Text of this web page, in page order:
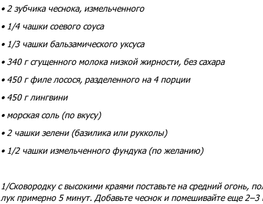
• 2 зубчика чеснока, измельченного
• 1/4 чашки соевого соуса
• 1/3 чашки бальзамического уксуса
• 340 г сгущенного молока низкой жирности, без сахара
• 450 г филе лосося, разделенного на 4 порции
• 450 г лингвини
• морская соль (по вкусу)
• 2 чашки зелени (базилика или рукколы)
• 1/2 чашки измельченного фундука (по желанию)
1/Сковородку с высокими краями поставьте на средний огонь,
лук примерно 5 минут. Добавьте чеснок и помешивайте еще 2–3